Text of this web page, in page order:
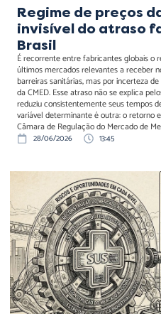
Regime de preços
invisível do atraso
Brasil
É recorrente entre fabricantes globais o
últimos mercados relevantes a receber
barreiras sanitárias, mas por incerteza
da CMED. Esse atraso não se explica
reduziu consistentemente seus tempos
variável determinante é outra: o retorno
Câmara de Regulação do Mercado de
28/06/2026 13:45
ENSCEIS: A
transforma o
instrumento
industrial